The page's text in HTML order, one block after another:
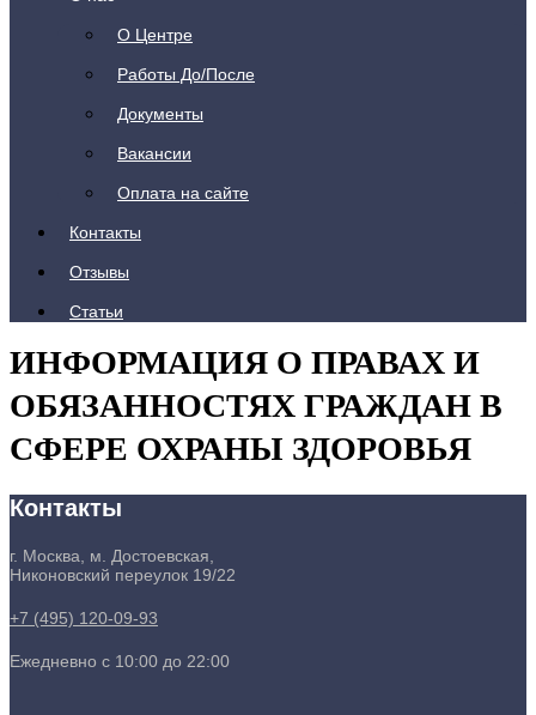
О Центре
Работы До/После
Документы
Вакансии
Оплата на сайте
Контакты
Отзывы
Статьи
ИНФОРМАЦИЯ О ПРАВАХ И
ОБЯЗАННОСТЯХ ГРАЖДАН В
СФЕРЕ ОХРАНЫ ЗДОРОВЬЯ
Контакты
г. Москва, м. Достоевская,
Никоновский переулок 19/22
+7 (495) 120-09-93
Ежедневно с 10:00 до 22:00